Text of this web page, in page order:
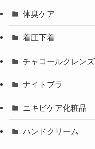
体臭ケア
着圧下着
チャコールクレンズ
ナイトブラ
ニキビケア化粧品
ハンドクリーム